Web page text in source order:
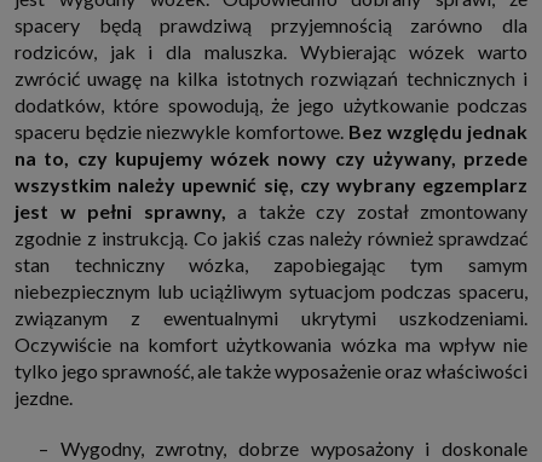
o tym jak zmienić ustawienia przeglądarki, aby ograniczyć lub wyłączyć
funkcjonowanie plików cookies itp. oraz jak usunąć takie pliki z Twojego
urządzenia.
Twoje uprawnienia
Przysługują Ci następujące uprawnienia wobec Twoich danych i ich
przetwarzania przez nas, inne podmioty z Grupy SAGIER i Zaufanych
Partnerów:
1. Jeśli udzieliłeś zgody na przetwarzanie danych możesz ją w każdej
chwili wycofać (cofnięcie zgody oczywiście nie uchyli zgodności z prawem
przetwarzania już dokonanego na jej podstawie);
2. Masz również prawo żądania dostępu do Twoich danych osobowych, ich
sprostowania, usunięcia lub ograniczenia przetwarzania, prawo do
przeniesienia danych, wyrażenia sprzeciwu wobec przetwarzania danych
oraz prawo do wniesienia skargi do organu nadzorczego, którym w Polsce
jest Prezes Urzędu Ochrony Danych Osobowych.Pod tym adresem
znajdziesz dodatkowe informacje dotyczące przetwarzania danych i
Twoich uprawnień.
spacery będą prawdziwą przyjemnością zarówno dla
rodziców, jak i dla maluszka. Wybierając wózek warto
zwrócić uwagę na kilka istotnych rozwiązań technicznych i
dodatków, które spowodują, że jego użytkowanie podczas
spaceru będzie niezwykle komfortowe. Bez względu jednak
na to, czy kupujemy wózek nowy czy używany, przede
wszystkim należy upewnić się, czy wybrany egzemplarz
jest w pełni sprawny,
a także czy został zmontowany
zgodnie z instrukcją. Co jakiś czas należy również sprawdzać
stan techniczny wózka, zapobiegając tym samym
niebezpiecznym lub uciążliwym sytuacjom podczas spaceru,
związanym z ewentualnymi ukrytymi uszkodzeniami.
Oczywiście na komfort użytkowania wózka ma wpływ nie
tylko jego sprawność, ale także wyposażenie oraz właściwości
jezdne.
– Wygodny, zwrotny, dobrze wyposażony i doskonale